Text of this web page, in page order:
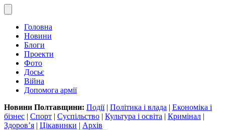
Головна
Новини
Блоги
Проекти
Фото
Досьє
Війна
Допомога армії
Новини Полтавщини: Події| Політика і влада | Економіка і
бізнес | Спорт | Суспільство | Культура і освіта | Кримінал |
Здоров’я | Цікавинки | Архів